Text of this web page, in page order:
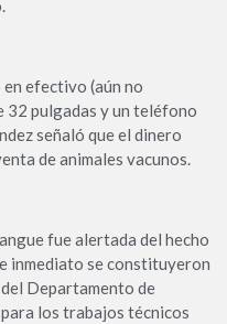
efectivo (aún no
32 pulgadas y un teléfono
señaló que el dinero
de animales vacunos.
fue alertada del hecho
inmediato se constituyeron
Departamento de
los trabajos técnicos